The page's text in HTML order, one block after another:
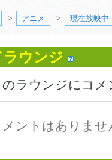
> アニメ > 現在放映中
ラウンジ
ラウンジにコ
メントはありませ